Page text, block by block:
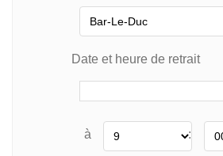
Date et heure de retrait
à :